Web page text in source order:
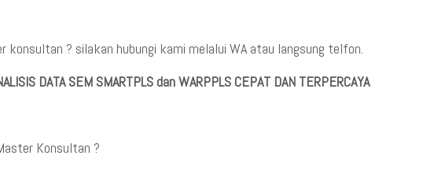
konsultan ? silakan hubungi kami melalui WA atau langsung telfon.
DATA SEM SMARTPLS dan WARPPLS CEPAT DAN TERPERCAYA
Konsultan ?